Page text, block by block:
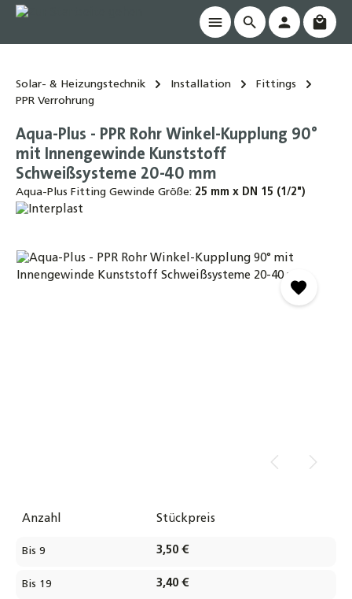
springen
Solar- & Heizungstechnik Installation
Fittings
PPR Verrohrung
Aqua-Plus - PPR Rohr Winkel-Kupplung 90°
mit Innengewinde Kunststoff
Schweißsysteme 20-40 mm
Aqua-Plus Fitting Gewinde Größe: 25 mm x DN 15 (1/2")
Bildergalerie überspringen
Anzahl Stückpreis
Bis 9 3,50 €
Bis 19 3,40 €